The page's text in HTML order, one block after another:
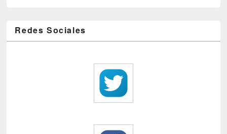
Redes Sociales